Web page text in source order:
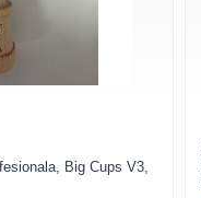
Big Cups V3,